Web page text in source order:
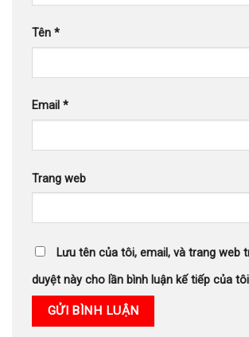
Tên *
Email *
Trang web
Lưu tên của tôi, email, và trang web
duyệt này cho lần bình luận kế tiếp của